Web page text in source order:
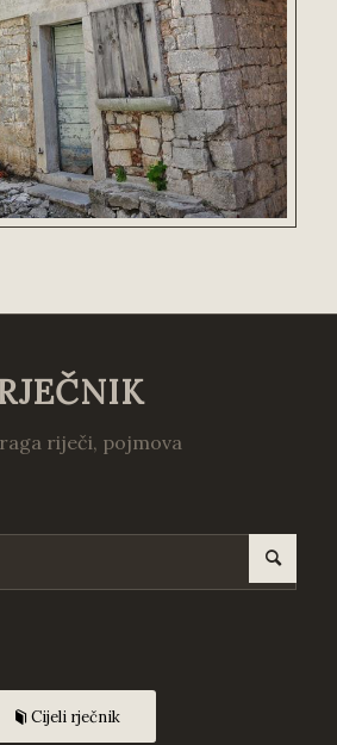
riječi, pojmova
Cijeli rječnik